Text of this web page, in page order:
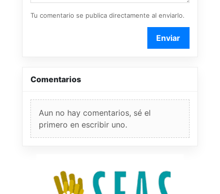
Tu comentario se publica directamente al enviarlo.
Enviar
Comentarios
Aun no hay comentarios, sé el
primero en escribir uno.